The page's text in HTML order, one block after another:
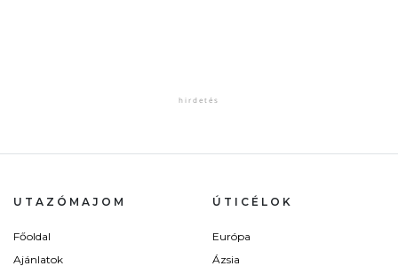
UTAZÓMAJOM
Főoldal
Ajánlatok
ÚTICÉLOK
Európa
Ázsia